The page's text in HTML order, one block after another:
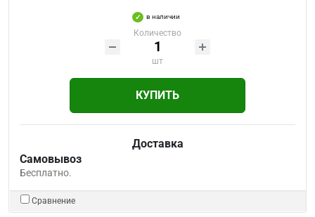
в наличии
Количество
шт
КУПИТЬ
Доставка
Самовывоз
Бесплатно.
Сравнение